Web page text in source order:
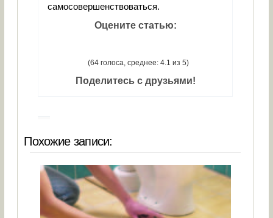
самосовершенствоваться.
Оцените статью:
(64 голоса, среднее: 4.1 из 5)
Поделитесь с друзьями!
Похожие записи: